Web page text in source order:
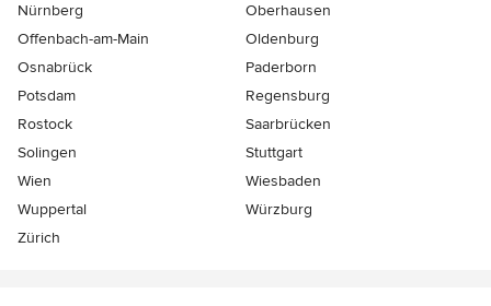
Nürnberg
Oberhausen
Offenbach-am-Main
Oldenburg
Osnabrück
Paderborn
Potsdam
Regensburg
Rostock
Saarbrücken
Solingen
Stuttgart
Wien
Wiesbaden
Wuppertal
Würzburg
Zürich